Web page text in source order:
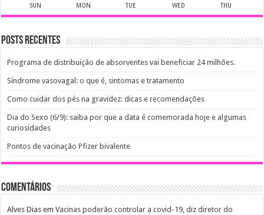
SUN MON TUE WED THU
Posts recentes
Programa de distribuição de absorventes vai beneficiar 24 milhões.
Síndrome vasovagal: o que é, sintomas e tratamento
Como cuidar dos pés na gravidez: dicas e recomendações
Dia do Sexo (6/9): saiba por que a data é comemorada hoje e algumas
curiosidades
Pontos de vacinação Pfizer bivalente
Comentários
Alves Dias emVacinas poderão controlar a covid-19, diz diretor do